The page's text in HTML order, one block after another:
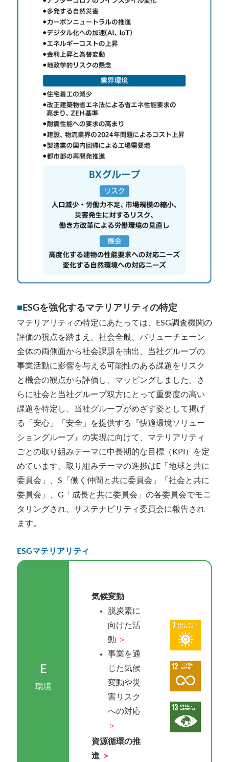
■ ESGを強化するマテリアリティの特定
マテリアリティの特定にあたっては、ESG調査機関の
評価の視点を踏まえ、社会全般、バリューチェーン
全体の両側面から社会課題を抽出、当社グループの
事業活動に影響を与える可能性のある課題をリスク
と機会の観点から評価し、マッピングしました。さ
らに社会と当社グループ双方にとって重要度の高い
課題を特定し、当社グループがめざす姿として掲げ
る「安心」「安全」を提供する『快適環境ソリュー
ショングループ』の実現に向けて、マテリアリティ
ごとの取り組みテーマに中長期的な目標（KPI）を定
めています。取り組みテーマの進捗はE「地球と共に
委員会」、S「働く仲間と共に委員会」「社会と共に
委員会」、G「成長と共に委員会」の各委員会でモニ
タリングされ、サステナビリティ委員会に報告され
ます。
ESGマテリアリティ
E
環境
気候変動
脱炭素に
向けた活
動
事業を通
じた気候
変動や災
害リスク
への対応
資源循環の推
進